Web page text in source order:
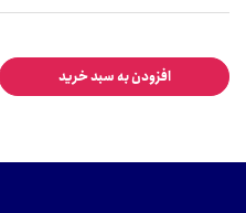
افزودن به سبد خرید